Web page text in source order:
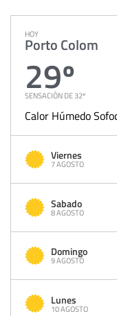
HOY
Porto Colom
29º
SENSACIÓN DE 32º
Calor Húmedo
Viernes
7 AGOSTO
Sabado
8 AGOSTO
Domingo
9 AGOSTO
Lunes
10 AGOSTO